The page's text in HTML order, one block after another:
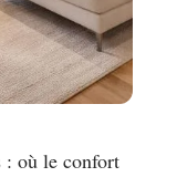
: où le confort